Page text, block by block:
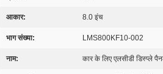
आकार: 8.0 इंच
भाग संख्या: LMS800KF10-002
नाम: कार के लिए एलसीडी डिस्प्ले